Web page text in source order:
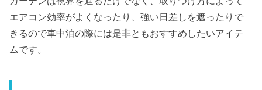
エアコン効率がよくなったり、強い日差しを遮ったりで
きるので車中泊の際には是非ともおすすめしたいアイテ
ムです。